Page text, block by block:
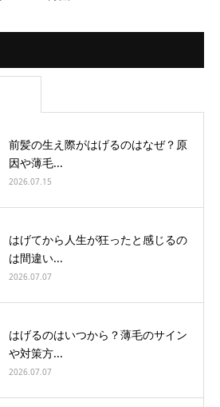
前髪の生え際がはげるのはなぜ？原
因や薄毛...
2026.07.15
はげてから人生が狂ったと感じるの
は間違い...
2026.07.07
はげるのはいつから？薄毛のサイン
や対策方...
2026.07.07